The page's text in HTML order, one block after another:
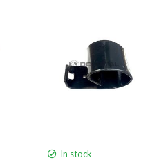
In stock